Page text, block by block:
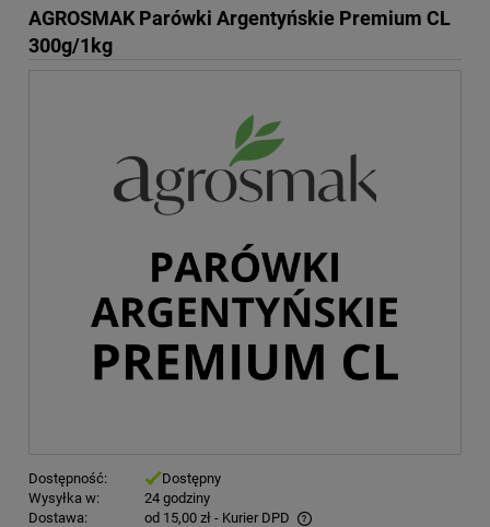
AGROSMAK Parówki Argentyńskie Premium CL
300g/1kg
Dostępność:
Dostępny
Wysyłka w:
24 godziny
Dostawa:
od 15,00 zł - Kurier DPD